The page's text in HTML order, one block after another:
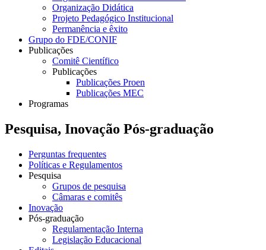
Organização Didática
Projeto Pedagógico Institucional
Permanência e êxito
Grupo do FDE/CONIF
Publicações
Comitê Científico
Publicações
Publicações Proen
Publicações MEC
Programas
Pesquisa, Inovação Pós-graduação
Perguntas frequentes
Políticas e Regulamentos
Pesquisa
Grupos de pesquisa
Câmaras e comitês
Inovação
Pós-graduação
Regulamentação Interna
Legislação Educacional